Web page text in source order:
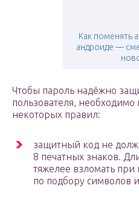
Как поменять
андроиде —
Чтобы пароль надёжно
пользователя, необходимо
некоторых правил:
защитный код не
8 печатных знаков.
тяжелее взломать
по подбору символов